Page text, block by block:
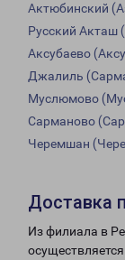
Актюбинский
Русский Акташ
Аксубаево
Джалиль
Муслюмово
Сарманово
Черемшан
Доставка
Из филиала в